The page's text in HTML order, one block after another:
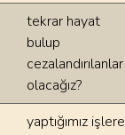
tekrar hayat
bulup
cezalandırılanlar
olacağız?
yaptığımız işlere